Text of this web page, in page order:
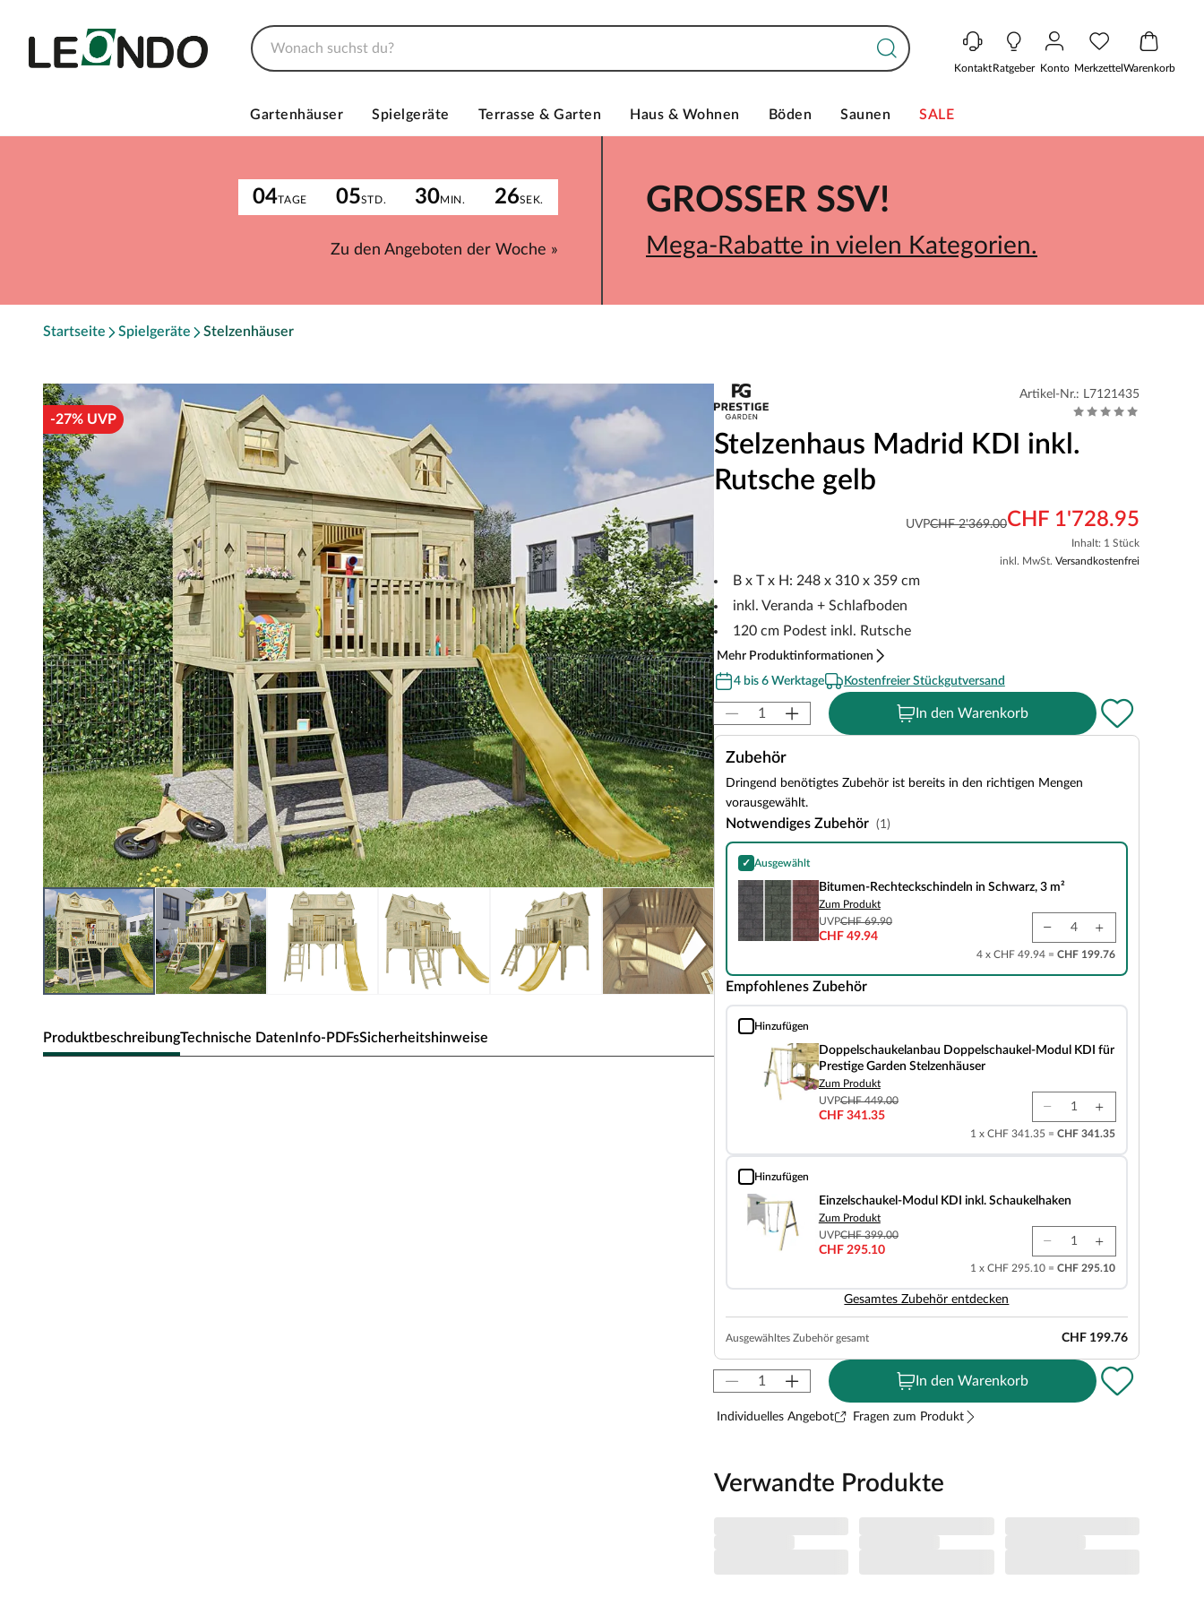
KontaktRatgeber Konto MerkzettelWarenkorb
Gartenhäuser Spielgeräte Terrasse & Garten Haus & Wohnen Böden Saunen SALE
04TAGE 05STD. 30MIN. 26SEK.
Zu den Angeboten der Woche »
GROSSER SSV!
Mega-Rabatte in vielen Kategorien.
Startseite Spielgeräte Stelzenhäuser
-27% UVP
ProduktbeschreibungTechnische DatenInfo-PDFsSicherheitshinweise
Artikel-Nr.: L7121435
Stelzenhaus Madrid KDI inkl.
Rutsche gelb
UVPCHF 2'369.00CHF 1'728.95
Inhalt: 1 Stück
inkl. MwSt. Versandkostenfrei
B x T x H: 248 x 310 x 359 cm
inkl. Veranda + Schlafboden
120 cm Podest inkl. Rutsche
Mehr Produktinformationen
4 bis 6 Werktage
Kostenfreier Stückgutversand
In den Warenkorb
Zubehör
Dringend benötigtes Zubehör ist bereits in den richtigen Mengen
vorausgewählt.
Notwendiges Zubehör (1)
✓ Ausgewählt
Bitumen-Rechteckschindeln in Schwarz, 3 m²
Bitumen-Rechteckschindeln in Schwarz, 3 m²
Zum Produkt
UVPCHF 69.90
CHF 49.94
4 x CHF 49.94 = CHF 199.76
Empfohlenes Zubehör
Hinzufügen
Doppelschaukelanbau Doppelschaukel-Modul KDI für Prestige Garden Stelzenhäuser
Doppelschaukelanbau Doppelschaukel-Modul KDI für
Prestige Garden Stelzenhäuser
Zum Produkt
UVPCHF 449.00
CHF 341.35
1 x CHF 341.35 = CHF 341.35
Hinzufügen
Einzelschaukel-Modul KDI inkl. Schaukelhaken
Einzelschaukel-Modul KDI inkl. Schaukelhaken
Zum Produkt
UVPCHF 399.00
CHF 295.10
1 x CHF 295.10 = CHF 295.10
Gesamtes Zubehör entdecken
Ausgewähltes Zubehör gesamt CHF 199.76
In den Warenkorb
Individuelles Angebot Fragen zum Produkt
Verwandte Produkte